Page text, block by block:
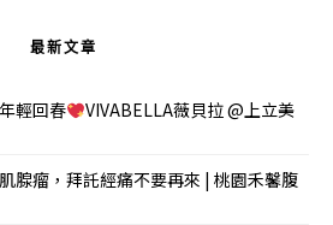
最新文章
輕回春
VIVABELLA薇貝拉 @上立美
腺瘤，拜託經痛不要再來 | 桃園禾馨腹